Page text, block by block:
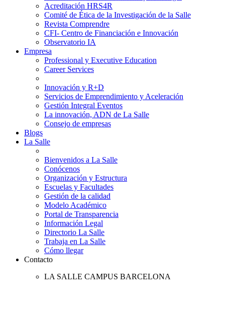
Acreditación HRS4R
Comité de Ética de la Investigación de la Salle
Revista Comprendre
CFI- Centro de Financiación e Innovación
Observatorio IA
Empresa
Professional y Executive Education
Career Services
Innovación y R+D
Servicios de Emprendimiento y Aceleración
Gestión Integral Eventos
La innovación, ADN de La Salle
Consejo de empresas
Blogs
La Salle
Bienvenidos a La Salle
Conócenos
Organización y Estructura
Escuelas y Facultades
Gestión de la calidad
Modelo Académico
Portal de Transparencia
Información Legal
Directorio La Salle
Trabaja en La Salle
Cómo llegar
Contacto
LA SALLE CAMPUS BARCELONA